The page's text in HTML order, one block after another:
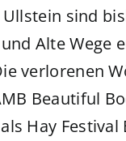
sind
Alte Wege
verlorenen
Beautiful
Hay